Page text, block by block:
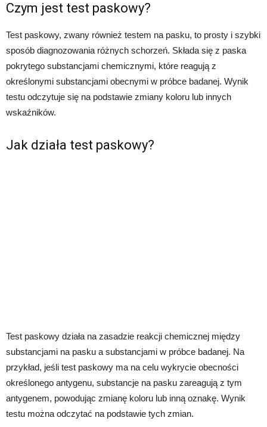
Czym jest test paskowy?
Test paskowy, zwany również testem na pasku, to prosty i szybki
sposób diagnozowania różnych schorzeń. Składa się z paska
pokrytego substancjami chemicznymi, które reagują z
określonymi substancjami obecnymi w próbce badanej. Wynik
testu odczytuje się na podstawie zmiany koloru lub innych
wskaźników.
Jak działa test paskowy?
Test paskowy działa na zasadzie reakcji chemicznej między
substancjami na pasku a substancjami w próbce badanej. Na
przykład, jeśli test paskowy ma na celu wykrycie obecności
określonego antygenu, substancje na pasku zareagują z tym
antygenem, powodując zmianę koloru lub inną oznakę. Wynik
testu można odczytać na podstawie tych zmian.